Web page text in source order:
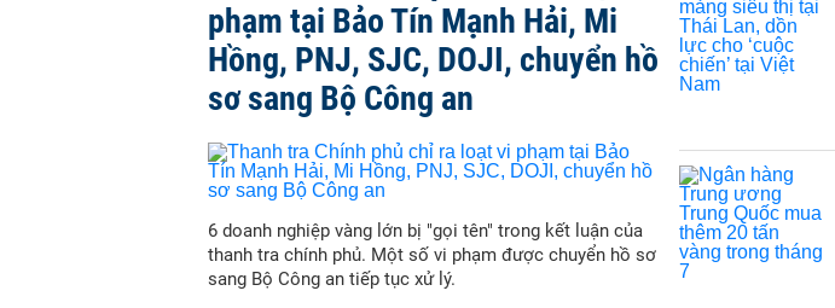
phạm tại Bảo Tín Mạnh Hải, Mi
Hồng, PNJ, SJC, DOJI, chuyển hồ
sơ sang Bộ Công an
6 doanh nghiệp vàng lớn bị "gọi tên" trong kết luận của
thanh tra chính phủ. Một số vi phạm được chuyển hồ sơ
sang Bộ Công an tiếp tục xử lý.